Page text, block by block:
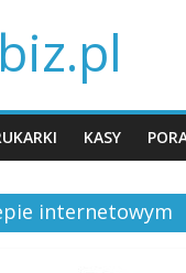
KASY
internetowym